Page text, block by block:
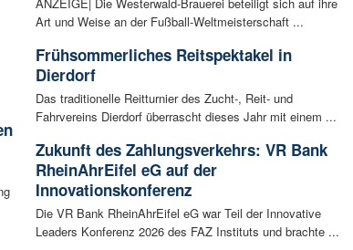
Art und Weise an der Fußball-Weltmeisterschaft ...
Frühsommerliches Reitspektakel in
Dierdorf
Das traditionelle Reitturnier des Zucht-, Reit- und
Fahrvereins Dierdorf überrascht dieses Jahr mit einem ...
Zukunft des Zahlungsverkehrs: VR Bank
RheinAhrEifel eG auf der
Innovationskonferenz
Die VR Bank RheinAhrEifel eG war Teil der Innovative
Leaders Konferenz 2026 des FAZ Instituts und brachte ...